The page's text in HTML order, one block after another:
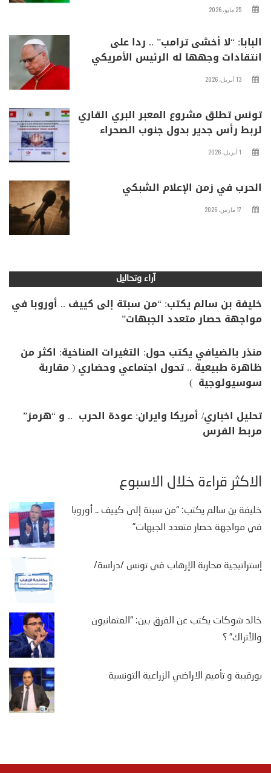
25 مايو، 2026
البابا: “لا أخشى ترامب” .. ردا على
انتقادات وجهها له الرئيس الأمريكي
13 أبريل، 2026
تونس تطلق مشروع المعبر البري القاري
لربط رأس جدير بدول جنوب الصحراء
1 أبريل، 2026
الحرب في زمن الإعلام الشبكي
17 مارس، 2026
آراء وتحاليل
خليفة بن سالم يكتب: “من سبتة إلى كييف .. أوروبا في
مواجهة حصار متعدد الجبهات”
منذر بالضيافي يكتب حول: التغيرات المناخية: اكثر من
ظاهرة طبيعية .. تحول اجتماعي وحضاري ( مقاربة
سوسيولوجية )
تحليل اخباري/ أمريكا وايران: عودة الحرب .. و “هرمز”
مربط الفرس
الأكثر قراءة خلال الأسبوع
خليفة بن سالم يكتب: “من سبتة إلى كييف .. أوروبا
في مواجهة حصار متعدد الجبهات”
إستراتيجية محاربة الإرهاب في تونس /دراسة/
خالد شوكات يكتب عن الفرق بين: “العثمانيون
والأتراك” ؟
بورقيبة و تأميم الاراضي الزراعية التونسية